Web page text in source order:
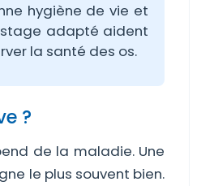
hygiène de vie et
adapté aident
la santé des os.
?
de la maladie. Une
le plus souvent bien.